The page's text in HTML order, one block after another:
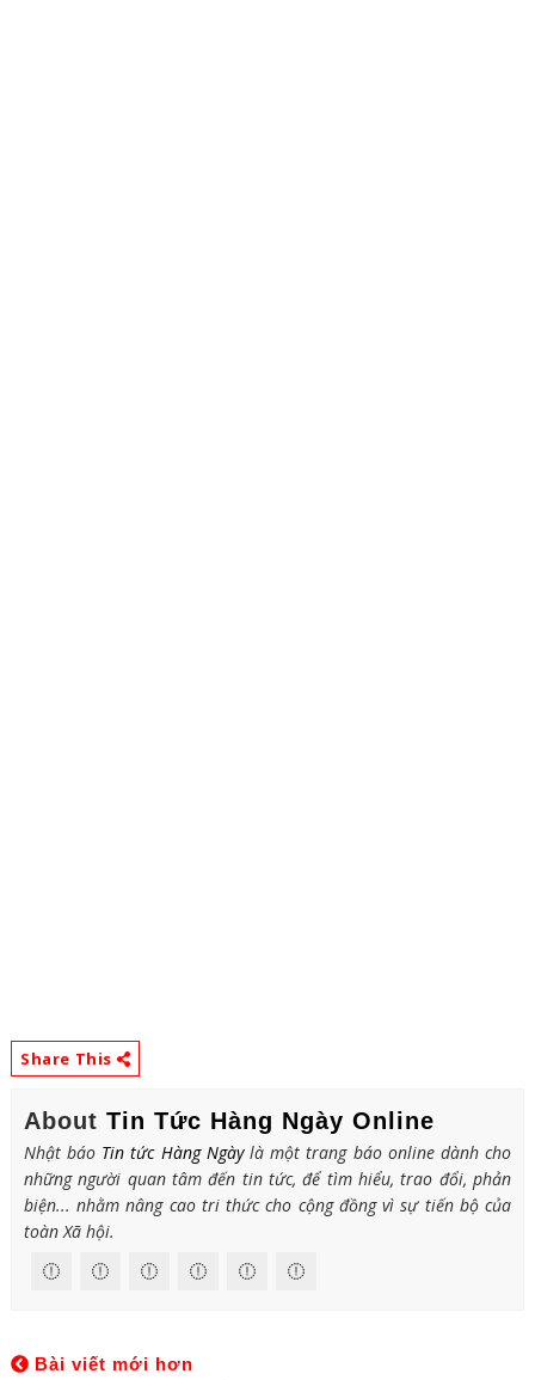
Share This
About Tin Tức Hàng Ngày Online
Nhật báo Tin tức Hàng Ngàylà một trang báo online dành cho
những người quan tâm đến tin tức, để tìm hiểu, trao đổi, phản
biện... nhằm nâng cao tri thức cho cộng đồng vì sự tiến bộ của
toàn Xã hội.
Bài viết mới hơn